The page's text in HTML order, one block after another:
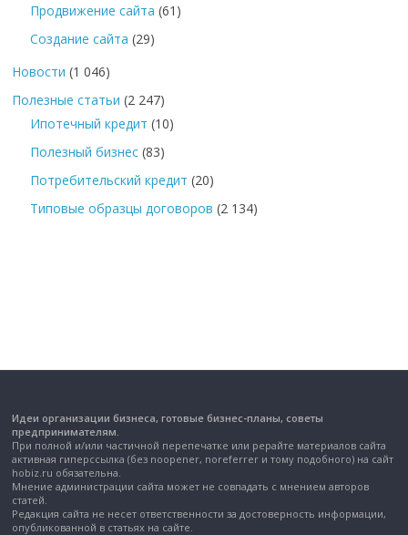
Продвижение сайта (61)
Создание сайта (29)
Новости (1 046)
Полезные статьи (2 247)
Ипотечный кредит (10)
Полезный бизнес (83)
Потребительский кредит (20)
Типовые образцы договоров (2 134)
Идеи организации бизнеса, готовые бизнес-планы, советы
предпринимателям.
При полной и/или частичной перепечатке или рерайте материалов сайта
активная гиперссылка (без noopener, noreferrer и тому подобного) на сайт
hobiz.ru обязательна.
Мнение администрации сайта может не совпадать с мнением авторов
статей.
Редакция сайта не несет ответственности за достоверность информации,
опубликованной в статьях на сайте.